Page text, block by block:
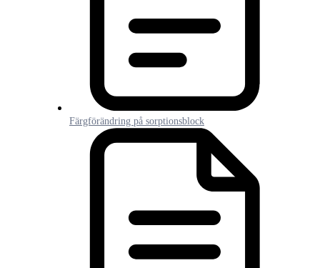
Färgförändring på sorptionsblock